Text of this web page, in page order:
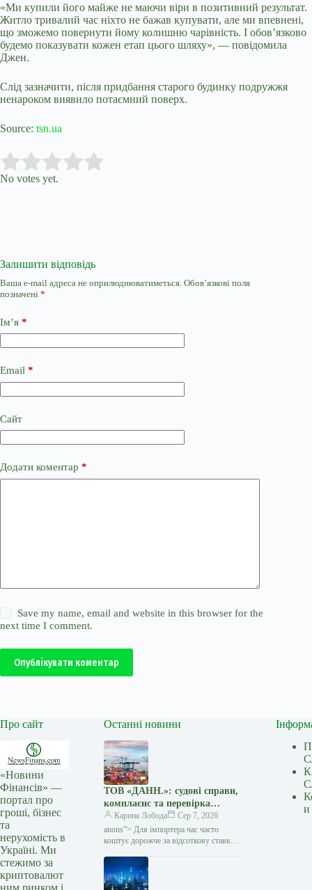
«Ми купили його майже не маючи віри в позитивний результат.
Житло тривалий час ніхто не бажав купувати, але ми впевнені,
що зможемо повернути йому колишню чарівність. І обов’язково
будемо показувати кожен етап цього шляху», — повідомила
Джен.
Слід зазначити, після придбання старого будинку подружжя
ненароком виявило потаємний поверх.
Source: tsn.ua
Rate this item:
No votes yet.
Залишити відповідь
Ваша e-mail адреса не оприлюднюватиметься. Обов’язкові поля
позначені *
Ім’я *
Email *
Сайт
Додати коментар *
Save my name, email and website in this browser for the
next time I comment.
Опублікувати коментар
Про сайт
«Новини
Фінансів» —
портал про
гроші, бізнес
та
нерухомість в
Україні. Ми
стежимо за
криптовалют
ним ринком і
Останні новини
ТОВ «ДАНН.»: судові справи,
комплаєнс та перевірка
міжнародних угод — Мінфін
Карина Лобода
Сер 7, 2026
anons”> Для імпортера час часто
коштує дорожче за відсоткову ставку:
потрібно запускати у виробництво,
а кожен день затримки…
и